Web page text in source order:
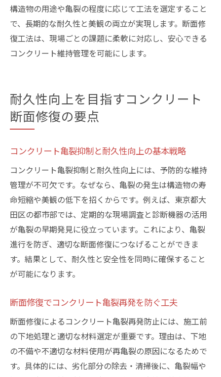
構造物の用途や亀裂の程度に応じて工法を選定すること
で、長期的な耐久性と美観の両立が実現します。断面修
復工法は、現場ごとの課題に柔軟に対応し、安心できる
コンクリート維持管理を可能にします。
耐久性向上を目指すコンクリート
断面修復の要点
コンクリート亀裂抑制と耐久性向上の基本戦略
コンクリート亀裂抑制と耐久性向上には、予防的な維持
管理が不可欠です。なぜなら、亀裂の発生は構造物の寿
命短縮や美観の低下を招くからです。例えば、東京都大
田区の都市部では、定期的な現場調査と診断機器の活用
が亀裂の早期発見に役立っています。これにより、亀裂
進行を防ぎ、適切な断面修復につなげることができま
す。結果として、耐久性と安全性を同時に確保すること
が可能になります。
断面修復でコンクリート亀裂再発を防ぐ工夫
断面修復によるコンクリート亀裂再発防止には、施工前
の下地処理と適切な材料選定が重要です。理由は、下地
の不備や不適切な材料使用が再亀裂の原因になるためで
す。具体的には、劣化部分の除去・清掃後に、亀裂幅や